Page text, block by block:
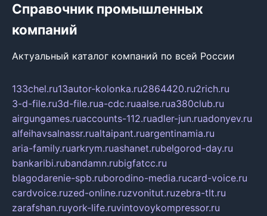
Справочник промышленных
компаний
Актуальный каталог компаний по всей России
133chel.ru13autor-kolonka.ru2864420.ru2rich.ru
3-d-file.ru3d-file.rua-cdc.ruaalse.rua380club.ru
airgungames.ruaccounts-112.ruadler-jun.ruadonyev.ru
alfeihavsalnassr.rualtaipant.ruargentinamia.ru
aria-family.ruarkrym.ruashanet.rubelgorod-day.ru
bankaribi.rubandamn.rubigfatcc.ru
blagodarenie-spb.ruborodino-media.rucard-voice.ru
cardvoice.ruzed-online.ruzvonitut.ruzebra-tlt.ru
zarafshan.ruyork-life.ruvintovoykompressor.ru